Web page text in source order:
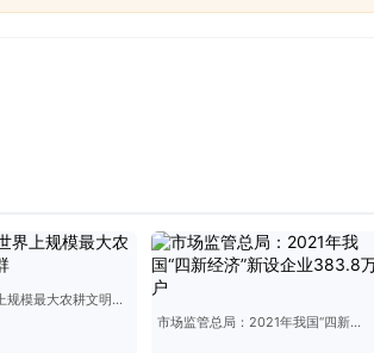
我国形成世界上规模最大农耕文明遗产群
市场监管总局：2021年我国“四新经济”新设企业383.8万户